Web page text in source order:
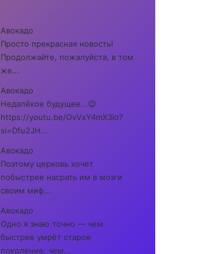
Авокадо
Просто прекрасная новость!
Продолжайте, пожалуйста, в том
же...
Авокадо
Недалёкое будущее...😉
https://youtu.be/OvVxY4mX3io?
si=Dfu2JH...
Авокадо
Поэтому церковь хочет
побыстрее насрать им в мозги
своим миф...
Авокадо
Одно я знаю точно — чем
быстрее умрёт старое
поколение, чем...